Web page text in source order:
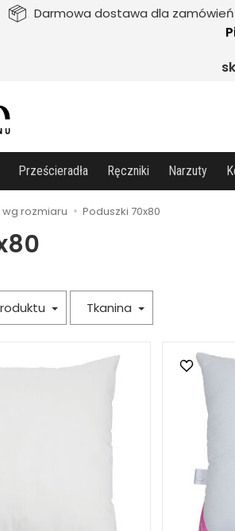
Darmowa dostawa dla zamówień
Prześcieradła Ręczniki Narzuty
wg rozmiaru Poduszki 70x80
Tkanina